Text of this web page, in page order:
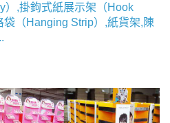
）,掛鉤式紙展示架（Hook
（Hanging Strip）,紙貨架,陳